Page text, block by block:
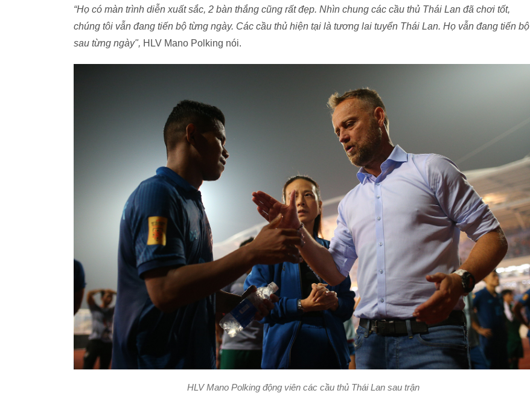
“Họ có màn trình diễn xuất sắc, 2 bàn thắng cũng rất đẹp. Nhìn chung các cầu thủ Thái Lan đã chơi tốt,
chúng tôi vẫn đang tiến bộ từng ngày. Các cầu thủ hiện tại là tương lai tuyển Thái Lan. Họ vẫn đang tiến bộ
sau từng ngày", HLV Mano Polking nói.
HLV Mano Polking động viên các cầu thủ Thái Lan sau trận